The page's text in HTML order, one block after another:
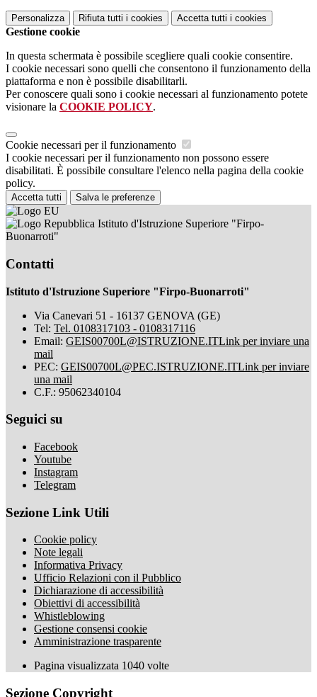
Personalizza Rifiuta tutti i cookies Accetta tutti i cookies
Gestione cookie
In questa schermata è possibile scegliere quali cookie consentire.
I cookie necessari sono quelli che consentono il funzionamento della
piattaforma e non è possibile disabilitarli.
Per conoscere quali sono i cookie necessari al funzionamento potete
visionare la COOKIE POLICY.
Cookie necessari per il funzionamento
I cookie necessari per il funzionamento non possono essere
disabilitati. È possibile consultare l'elenco nella pagina della cookie
policy.
Accetta tutti Salva le preferenze
Istituto d'Istruzione Superiore "Firpo-
Buonarroti"
Contatti
Istituto d'Istruzione Superiore "Firpo-Buonarroti"
Via Canevari 51 - 16137 GENOVA (GE)
Tel: Tel. 0108317103 - 0108317116
Email: GEIS00700L@ISTRUZIONE.ITLink per inviare una
mail
PEC: GEIS00700L@PEC.ISTRUZIONE.ITLink per inviare
una mail
C.F.: 95062340104
Seguici su
Facebook
Youtube
Instagram
Telegram
Sezione Link Utili
Cookie policy
Note legali
Informativa Privacy
Ufficio Relazioni con il Pubblico
Dichiarazione di accessibilità
Obiettivi di accessibilità
Whistleblowing
Gestione consensi cookie
Amministrazione trasparente
Pagina visualizzata 1040 volte
Sezione Copyright